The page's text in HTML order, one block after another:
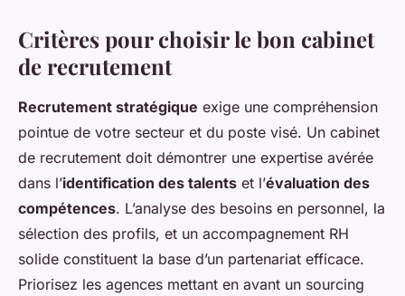
Critères pour choisir le bon cabinet
de recrutement
Recrutement stratégique exige une compréhension
pointue de votre secteur et du poste visé. Un cabinet
de recrutement doit démontrer une expertise avérée
dans l’identification des talents et l’évaluation des
compétences. L’analyse des besoins en personnel, la
sélection des profils, et un accompagnement RH
solide constituent la base d’un partenariat efficace.
Priorisez les agences mettant en avant un sourcing